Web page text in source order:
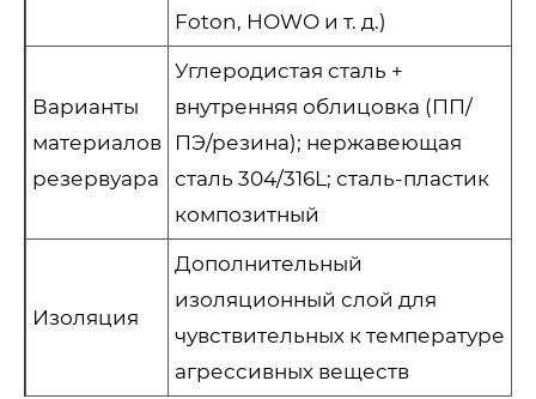
Foton, HOWO и т. д.)
Варианты
материалов
резервуара
Углеродистая сталь +
внутренняя облицовка (ПП/
ПЭ/резина); нержавеющая
сталь 304/316L; сталь-пластик
композитный
Изоляция
Дополнительный
изоляционный слой для
чувствительных к температуре
агрессивных веществ